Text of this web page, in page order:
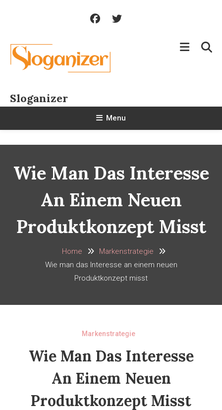
Sloganizer
Menu
Wie Man Das Interesse
An Einem Neuen
Produktkonzept Misst
Home
Markenstrategie
Wie man das Interesse an einem neuen
Produktkonzept misst
Markenstrategie
Wie Man Das Interesse
An Einem Neuen
Produktkonzept Misst